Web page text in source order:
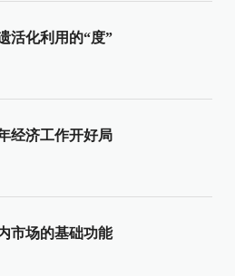
活化利用的“度”
经济工作开好局
市场的基础功能